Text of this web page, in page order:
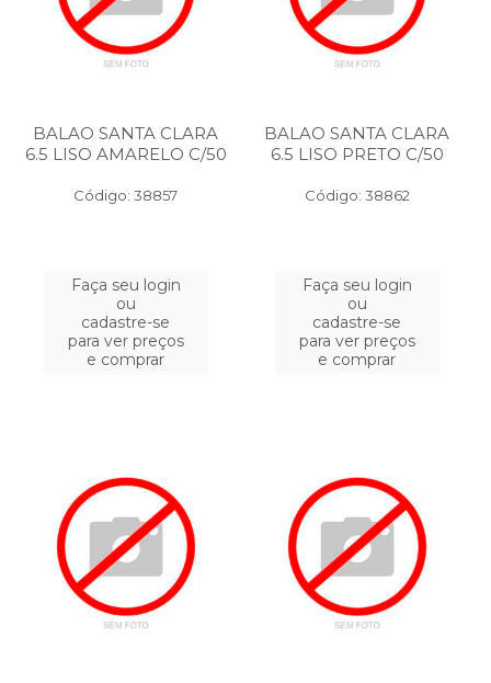
BALAO SANTA CLARA
6.5 LISO AMARELO C/50
Código: 38857
Faça seu login
ou
cadastre-se
para ver preços
e comprar
BALAO SANTA CLARA
6.5 LISO PRETO C/50
Código: 38862
Faça seu login
ou
cadastre-se
para ver preços
e comprar